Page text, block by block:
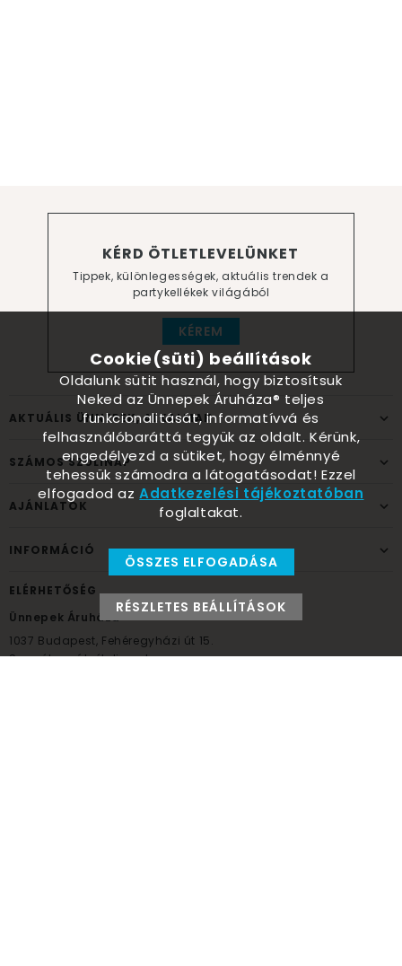
KÉRD ÖTLETLEVELÜNKET
Tippek, különlegességek, aktuális trendek a
partykellékek világából
KÉREM
AKTUÁLIS ÜNNEPEK, ALKALMAK
SZÁMOS SZÜLINAP
AJÁNLATOK
INFORMÁCIÓ
ELÉRHETŐSÉG
Ünnepek Áruháza
1037 Budapest, Fehéregyházi út 15.
Személyes átvételi pont
Cookie(süti) beállítások
Oldalunk sütit használ, hogy biztosítsuk
Neked az Ünnepek Áruháza® teljes
funkcionalitását, informatívvá és
felhasználóbaráttá tegyük az oldalt. Kérünk,
engedélyezd a sütiket, hogy élménnyé
tehessük számodra a látogatásodat! Ezzel
elfogadod azAdatkezelési tájékoztatóban
foglaltakat.
ÖSSZES ELFOGADÁSA
RÉSZLETES BEÁLLÍTÁSOK